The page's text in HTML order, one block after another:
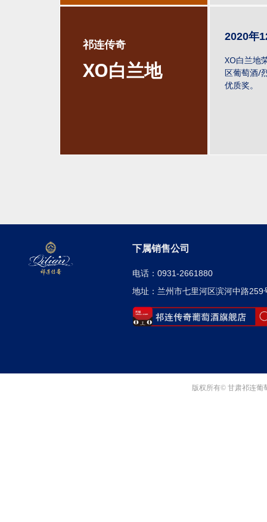
祁连传奇
XO白兰地
XO白兰地
区葡萄酒/
优质奖。
2020年
下属销售公司
电话：0931-2661880
地址：兰州市七里河区滨河中路259
版权所有© 甘肃祁连葡